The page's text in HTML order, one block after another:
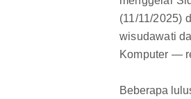
(11/11/2025)
wisudawati
Komputer —
Beberapa